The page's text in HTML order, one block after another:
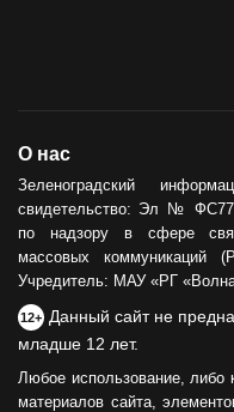
О нас
Зеленоградский
свидетельство: Эл №
по надзору в сфере
массовых коммуникаций
Учредитель: МАУ «РГ
12+ Данный сайт не
младше 12 лет.
Любое использование, либо
материалов сайта,